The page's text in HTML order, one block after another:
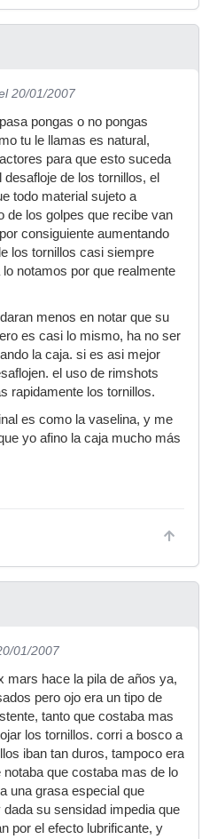
20/01/2007
pongas o no pongas
tu le llamas es natural,
para que esto suceda
de los tornillos, el
todo material sujeto a
de los golpes que recibe van
consiguiente aumentando
los tornillos casi siempre
notamos por que realmente
menos en notar que su
es casi lo mismo, ha no ser
la caja. si es asi mejor
el uso de rimshots
rapidamente los tornillos.
es como la vaselina, y me
yo afino la caja mucho más
01/2007
mars hace la pila de años ya,
pero ojo era un tipo de
tanto que costaba mas
los tornillos. corri a bosco a
iban tan duros, tampoco era
que costaba mas de lo
una grasa especial que
su sensidad impedia que
por el efecto lubrificante, y